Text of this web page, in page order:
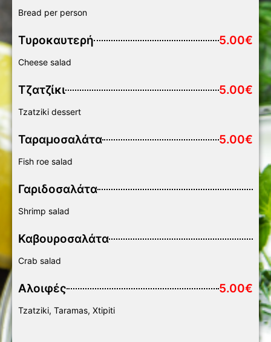
Bread per person
Τυροκαυτερή 5.00€
Cheese salad
Τζατζίκι 5.00€
Tzatziki dessert
Ταραμοσαλάτα 5.00€
Fish roe salad
Γαριδοσαλάτα
Shrimp salad
Καβουροσαλάτα
Crab salad
Αλοιφές 5.00€
Tzatziki, Taramas, Xtipiti